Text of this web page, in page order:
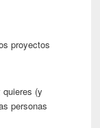
proyectos
(y
personas